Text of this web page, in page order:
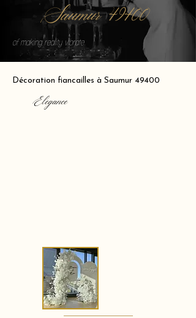
Saumur 49400
of making reality vibrate.
Décoration fiancailles à Saumur 49400
Elegance